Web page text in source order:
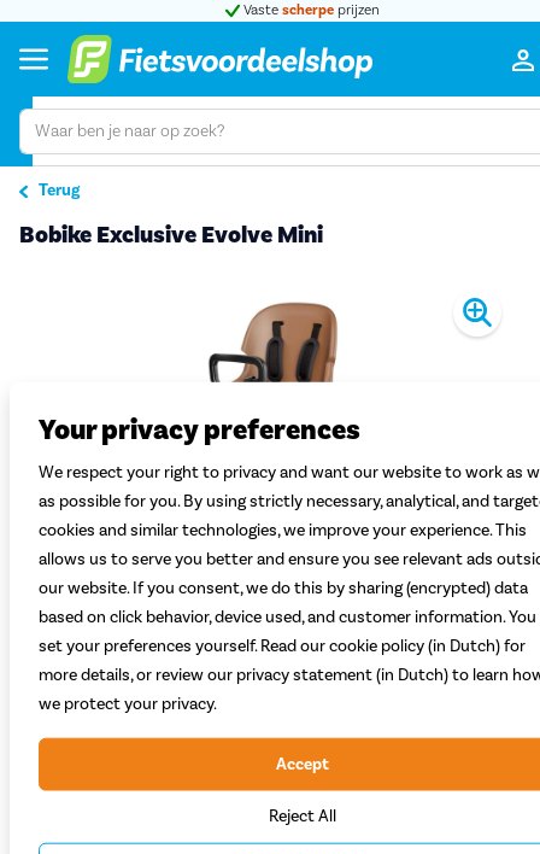
Vaste scherpe prijzen
Terug
Bobike Exclusive Evolve Mini
Welke kleur kies je?
Bruin
Verwacht tussen 14 september 2026 en 20 september 2026
99,90
Your privacy preferences
We respect your right to privacy and want our website to work as
as possible for you. By using strictly necessary, analytical, and
cookies and similar technologies, we improve your experience. This
allows us to serve you better and ensure you see relevant ads
our website. If you consent, we do this by sharing (encrypted) data
based on click behavior, device used, and customer information. You
set your preferences yourself. Read our cookie policy (in Dutch) for
more details, or review our privacy statement (in Dutch) to learn
we protect your privacy.
Reject All
Accept